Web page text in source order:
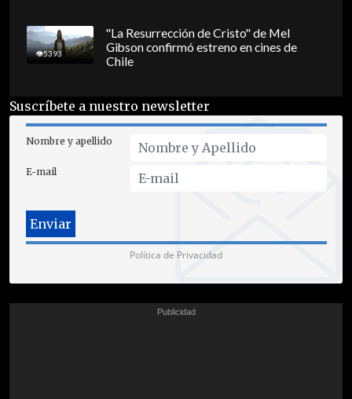
5393
"La Resurrección de Cristo" de Mel
Gibson confirmó estreno en cines de
Chile
Suscríbete a nuestro newsletter
Nombre y apellido
E-mail
Política de Privacidad